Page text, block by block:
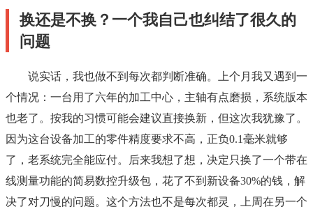
换还是不换？一个我自己也纠结了很久的
问题
说实话，我也做不到每次都判断准确。上个月我又遇到一
个情况：一台用了六年的加工中心，主轴有点磨损，系统版本
也老了。按我的习惯可能会建议直接换新，但这次我犹豫了。
因为这台设备加工的零件精度要求不高，正负0.1毫米就够
了，老系统完全能应付。后来我想了想，决定只换了一个带在
线测量功能的简易数控升级包，花了不到新设备30%的钱，解
决了对刀慢的问题。这个方法也不是每次都灵，上周在另一个